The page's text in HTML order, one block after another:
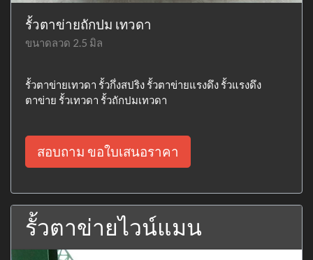
รั้วตาข่ายถักปม เทวดา
ขนาดลวด 2.5 มิล
รั้วตาข่ายเทวดา รั้วกึ่งสปริง รั้วตาข่ายแรงดึง รั้วแรงดึง
ตาข่าย รั้วเทวดา รั้วถักปมเทวดา
สอบถาม ขอใบเสนอราคา
รั้วตาข่ายไวน์แมน